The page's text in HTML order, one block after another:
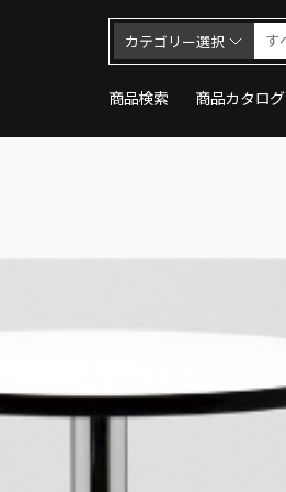
カテゴリー選択
商品検索 商品カタログ